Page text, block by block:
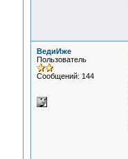
ВедиИже
Пользователь
Сообщений: 144